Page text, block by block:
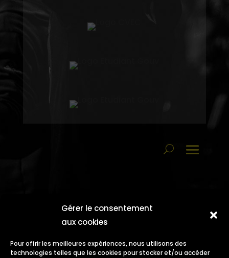
Gérer le consentement
aux cookies
Pour offrir les meilleures expériences, nous utilisons des
technologies telles que les cookies pour stocker et/ou accéder